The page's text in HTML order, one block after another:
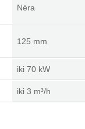
Nėra
125 mm
iki 70 kW
iki 3 m³/h